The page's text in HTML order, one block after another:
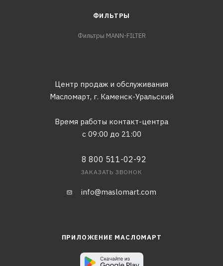
ФИЛЬТРЫ
Фильтры MANN-FILTER
Центр продаж и обслуживания
Масломарт, г. Каменск-Уральский
Время работы контакт-центра
с 09:00 до 21:00
8 800 511-02-92
ЗАКАЗАТЬ ЗВОНОК
info@maslomart.com
ПРИЛОЖЕНИЕ МАСЛОМАРТ